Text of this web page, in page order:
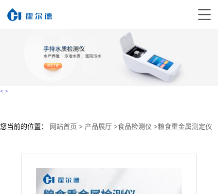
< >
您当前的位置： 网站首页 > 产品展厅 >食品检测仪 >粮食重金属测定仪